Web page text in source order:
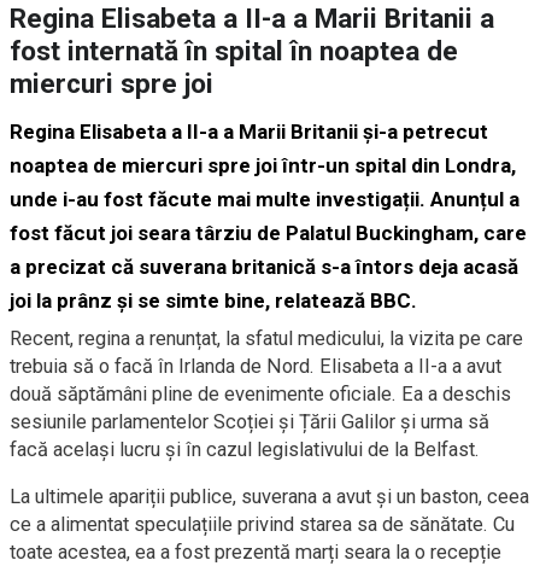
Regina Elisabeta a II-a a Marii Britanii a
fost internată în spital în noaptea de
miercuri spre joi
Regina Elisabeta a II-a a Marii Britanii și-a petrecut
noaptea de miercuri spre joi într-un spital din Londra,
unde i-au fost făcute mai multe investigații. Anunțul a
fost făcut joi seara târziu de Palatul Buckingham, care
a precizat că suverana britanică s-a întors deja acasă
joi la prânz și se simte bine, relatează BBC.
Recent, regina a renunțat, la sfatul medicului, la vizita pe care
trebuia să o facă în Irlanda de Nord. Elisabeta a II-a a avut
două săptămâni pline de evenimente oficiale. Ea a deschis
sesiunile parlamentelor Scoției și Țării Galilor și urma să
facă același lucru și în cazul legislativului de la Belfast.
La ultimele apariții publice, suverana a avut și un baston, ceea
ce a alimentat speculațiile privind starea sa de sănătate. Cu
toate acestea, ea a fost prezentă marți seara la o recepție